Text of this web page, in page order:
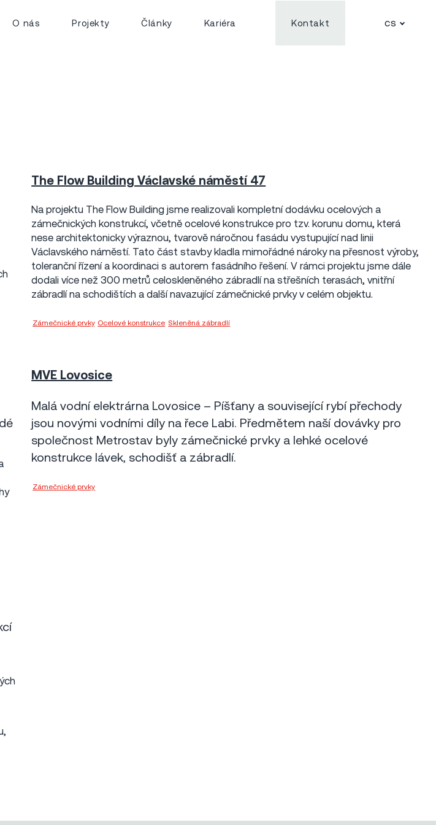
O nás Projekty Články Kariéra Kontakt cs
The Flow Building Václavské náměstí 47
Na projektu The Flow Building jsme realizovali kompletní dodávku ocelových a
zámečnických konstrukcí, včetně ocelové konstrukce pro tzv. korunu domu, která
nese architektonicky výraznou, tvarově náročnou fasádu vystupující nad linii
Václavského náměstí. Tato část stavby kladla mimořádné nároky na přesnost výroby,
toleranční řízení a koordinaci s autorem fasádního řešení. V rámci projektu jsme dále
dodali více než 300 metrů celoskleněného zábradlí na střešních terasách, vnitřní
zábradlí na schodištích a další navazující zámečnické prvky v celém objektu.
Zámečnické prvky, Ocelové konstrukce Skleněná zábradlí
MVE Lovosice
Malá vodní elektrárna Lovosice – Píšťany a související rybí přechody
jsou novými vodními díly na řece Labi. Předmětem naší dovávky pro
společnost Metrostav byly zámečnické prvky a lehké ocelové
konstrukce lávek, schodišť a zábradlí.
Zámečnické prvky